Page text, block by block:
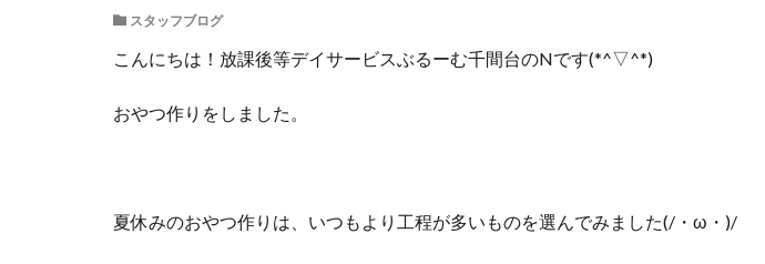
スタッフブログ
こんにちは！放課後等デイサービスぶるーむ千間台のNです(*^▽^*)
おやつ作りをしました。
夏休みのおやつ作りは、いつもより工程が多いものを選んでみました(/・ω・)/